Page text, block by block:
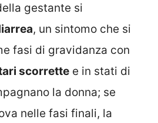
gestante si
, un sintomo che si
fasi di gravidanza con
scorrette e in stati di
la donna; se
nelle fasi finali, la